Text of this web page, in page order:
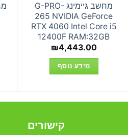
מחשב גיימינג G-PRO-
265 NVIDIA GeForce
RTX 4060 Intel Core i5
12400F RAM:32GB
₪4,443.00
מידע נוסף
קישורים